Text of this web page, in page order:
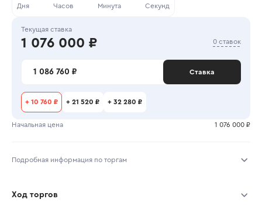
Дня Часов Минута Секунд
Текущая ставка
1 076 000 ₽ 0 ставок
1 086 760 ₽ Ставка
+ 10 760 ₽ + 21 520 ₽ + 32 280 ₽
Начальная цена 1 076 000 ₽
Подробная информация по торгам
Ход торгов